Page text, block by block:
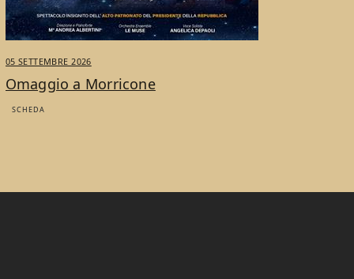
05 SETTEMBRE 2026
Omaggio a Morricone
SCHEDA